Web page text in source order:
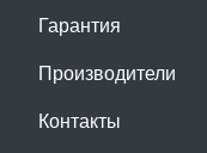
Гарантия
Производители
Контакты